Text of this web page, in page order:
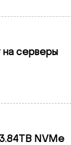
на серверы
NVMe